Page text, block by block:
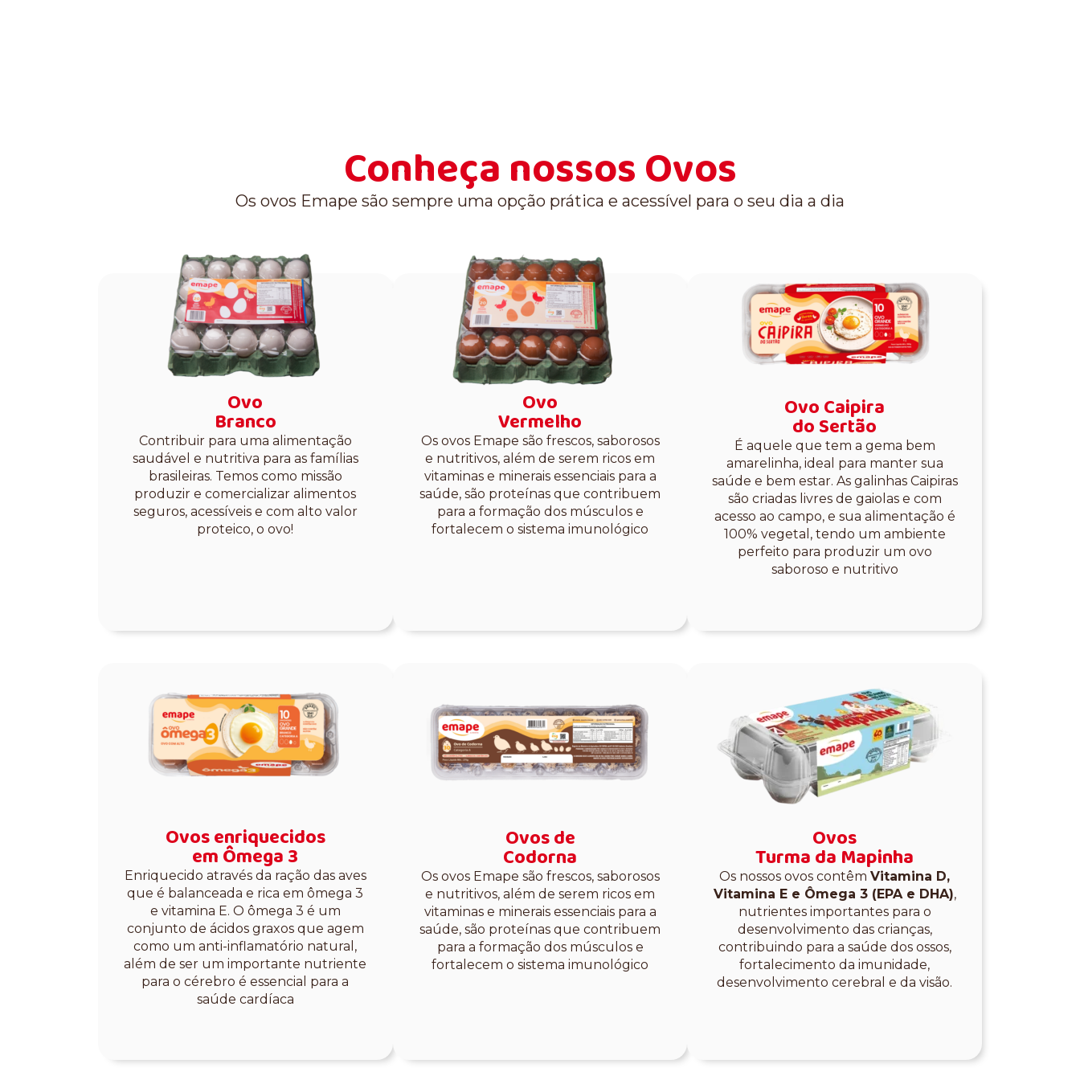
Conheça nossos Ovos
Os ovos Emape são sempre uma opção prática e acessível para o seu dia a dia
Ovo
Branco
Contribuir para uma alimentação
saudável e nutritiva para as famílias
brasileiras. Temos como missão
produzir e comercializar alimentos
seguros, acessíveis e com alto valor
proteico, o ovo!
Ovo
Vermelho
Os ovos Emape são frescos, saborosos
e nutritivos, além de serem ricos em
vitaminas e minerais essenciais para a
saúde, são proteínas que contribuem
para a formação dos músculos e
fortalecem o sistema imunológico
Ovo Caipira
do Sertão
É aquele que tem a gema bem
amarelinha, ideal para manter sua
saúde e bem estar. As galinhas Caipiras
são criadas livres de gaiolas e com
acesso ao campo, e sua alimentação é
100% vegetal, tendo um ambiente
perfeito para produzir um ovo
saboroso e nutritivo
Ovos enriquecidos
em Ômega 3
Enriquecido através da ração das aves
que é balanceada e rica em ômega 3
e vitamina E. O ômega 3 é um
conjunto de ácidos graxos que agem
como um anti-inflamatório natural,
além de ser um importante nutriente
para o cérebro é essencial para a
saúde cardíaca
Ovos de
Codorna
Os ovos Emape são frescos, saborosos
e nutritivos, além de serem ricos em
vitaminas e minerais essenciais para a
saúde, são proteínas que contribuem
para a formação dos músculos e
fortalecem o sistema imunológico
Ovos
Turma da Mapinha
Os nossos ovos contêmVitamina D,
Vitamina E e Ômega 3 (EPA e DHA),
nutrientes importantes para o
desenvolvimento das crianças,
contribuindo para a saúde dos ossos,
fortalecimento da imunidade,
desenvolvimento cerebral e da visão.